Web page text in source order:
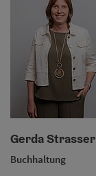
Gerda Strasser
Buchhaltung